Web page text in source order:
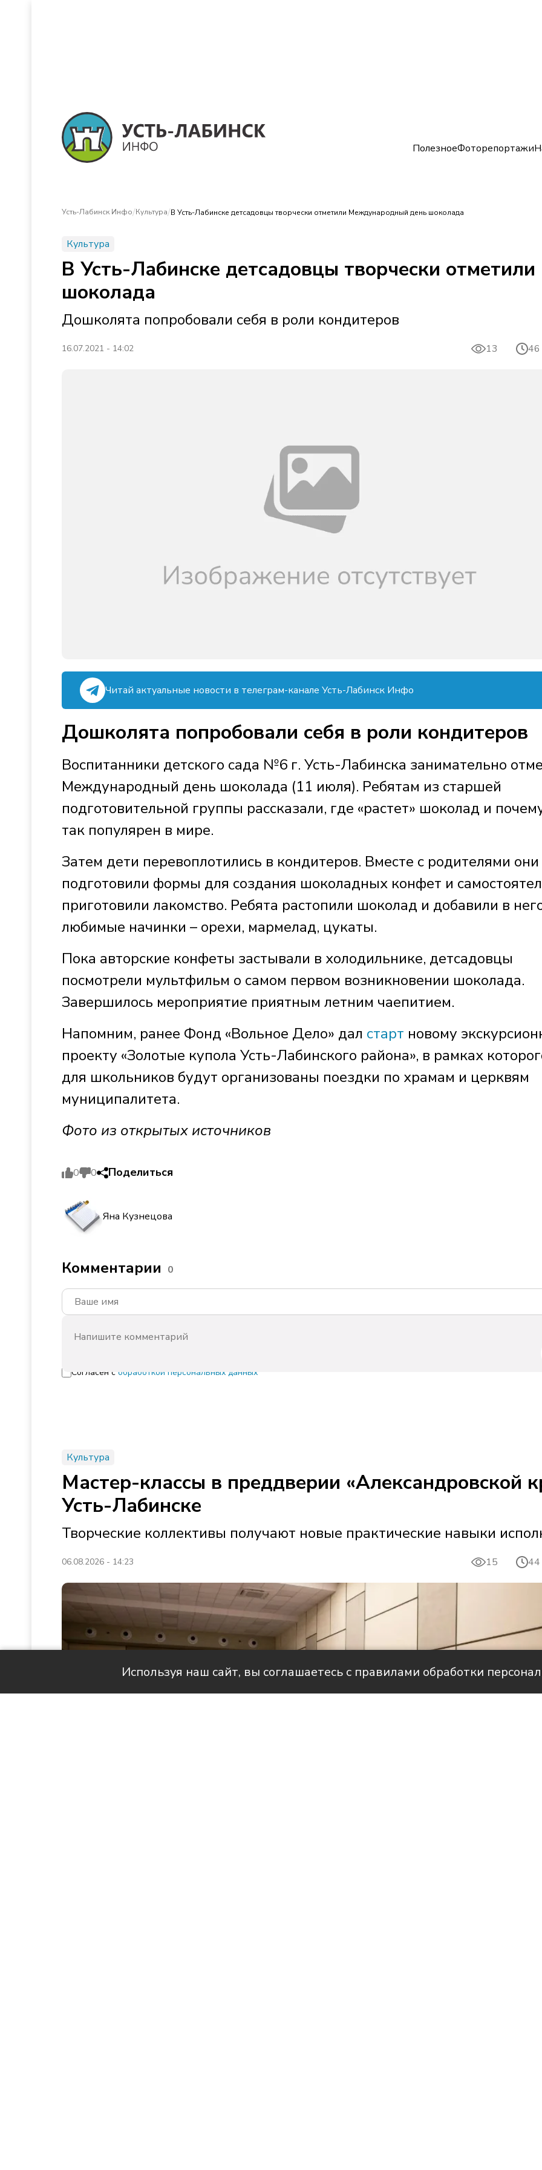
ПолезноеФоторепортажи
Усть-Лабинск Инфо/Культура/В Усть-Лабинске детсадовцы творчески отметили Международный день шоколада
Культура
В Усть-Лабинске детсадовцы творчески
шоколада
Дошколята попробовали себя в роли кондитеров
16.07.2021 - 14:02 13 46
Читай актуальные новости в телеграм-канале Усть-Лабинск Инфо
Дошколята попробовали себя в роли кондитеров
Воспитанники детского сада №6 г. Усть-Лабинска занимательно
Международный день шоколада (11 июля). Ребятам из старшей
подготовительной группы рассказали, где «растет» шоколад и
так популярен в мире.
Затем дети перевоплотились в кондитеров. Вместе с родителями они
подготовили формы для создания шоколадных конфет и
приготовили лакомство. Ребята растопили шоколад и добавили в
любимые начинки – орехи, мармелад, цукаты.
Пока авторские конфеты застывали в холодильнике, детсадовцы
посмотрели мультфильм о самом первом возникновении шоколада.
Завершилось мероприятие приятным летним чаепитием.
Напомним, ранее Фонд «Вольное Дело» дал старт новому
проекту «Золотые купола Усть-Лабинского района», в рамках
для школьников будут организованы поездки по храмам и церквям
муниципалитета.
Фото из открытых источников
0 0 Поделиться
Яна Кузнецова
Комментарии 0
Согласен с обработкой персональных данных
Культура
Мастер-классы в преддверии «Александровской
Усть-Лабинске
Творческие коллективы получают новые практические навыки
06.08.2026 - 14:23 15 44
Используя наш сайт, вы соглашаетесь с правилами обработки